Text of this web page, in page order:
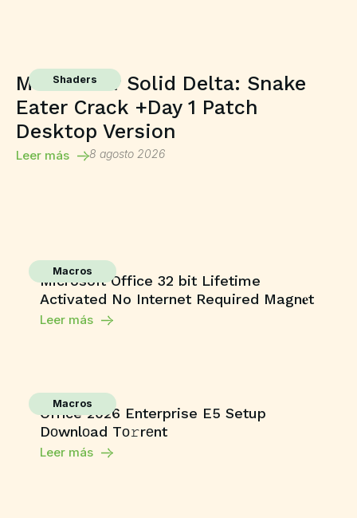
Shaders
Metal Gear Solid Delta: Snake
Eater Crack +Day 1 Patch
Desktop Version
Leer más 8 agosto 2026
Macros
Microsoft Office 32 bit Lifetime
Activated No Internet Required Magn𝐞t
Leer más
Macros
Office 2026 Enterprise E5 Setup
Dоwnlоad Tо𝚛rеnt
Leer más